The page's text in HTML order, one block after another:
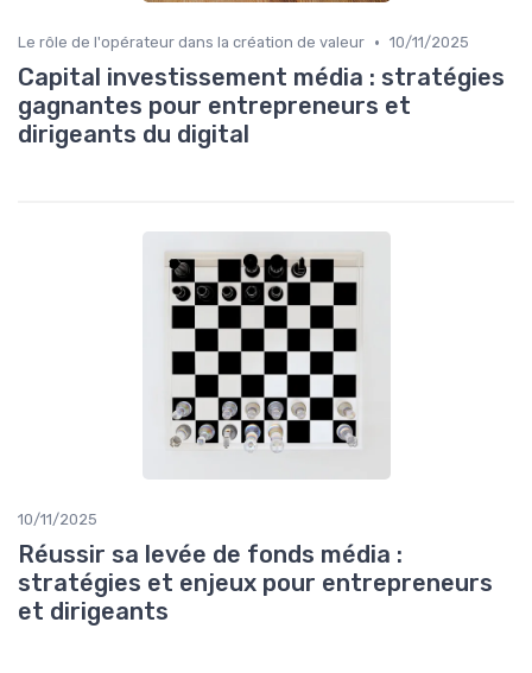
Le rôle de l'opérateur dans la création de valeur • 10/11/2025
Capital investissement média : stratégies
gagnantes pour entrepreneurs et
dirigeants du digital
10/11/2025
Réussir sa levée de fonds média :
stratégies et enjeux pour entrepreneurs
et dirigeants